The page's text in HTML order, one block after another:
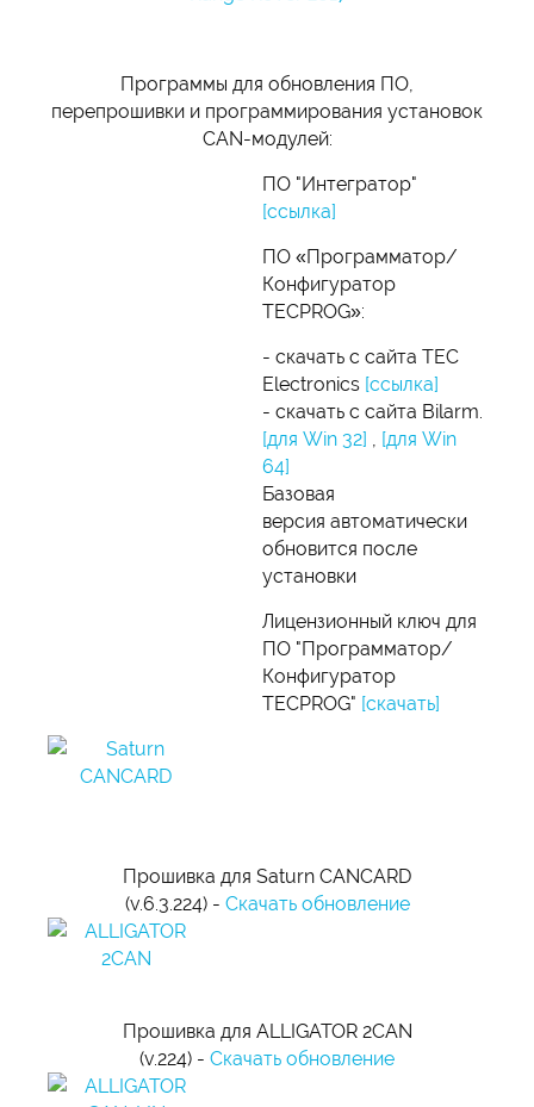
Программы для обновления ПО,
перепрошивки и программирования установок
CAN-модулей:
ПО "Интегратор"
[ссылка]
ПО «Программатор/
Конфигуратор
TECPROG»:
- скачать с сайта TEC
Electronics [ссылка]
- скачать с сайта Bilarm.
[для Win 32] , [для Win
64]
Базовая
версия автоматически
обновится после
установки
Лицензионный ключ для
ПО "Программатор/
Конфигуратор
TECPROG" [скачать]
Прошивка для Saturn CANCARD
(v.6.3.224) - Скачать обновление
Прошивка для ALLIGATOR 2CAN
(v.224) - Скачать обновление